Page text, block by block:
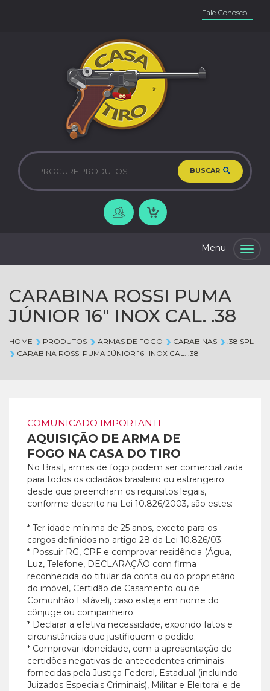
Fale Conosco
BUSCAR
CARABINA ROSSI PUMA
JÚNIOR 16" INOX CAL. .38
HOME PRODUTOS ARMAS DE FOGO CARABINAS
.38 SPL
CARABINA ROSSI PUMA JÚNIOR 16" INOX CAL. .38
COMUNICADO IMPORTANTE
AQUISIÇÃO DE ARMA DE
FOGO NA CASA DO TIRO
No Brasil, armas de fogo podem ser comercializada
para todos os cidadãos brasileiro ou estrangeiro
desde que preencham os requisitos legais,
conforme descrito na Lei 10.826/2003, são estes:
* Ter idade mínima de 25 anos, exceto para os
cargos definidos no artigo 28 da Lei 10.826/03;
* Possuir RG, CPF e comprovar residência (Água,
Luz, Telefone, DECLARAÇÃO com firma
reconhecida do titular da conta ou do proprietário
do imóvel, Certidão de Casamento ou de
Comunhão Estável), caso esteja em nome do
cônjuge ou companheiro;
* Declarar a efetiva necessidade, expondo fatos e
circunstâncias que justifiquem o pedido;
* Comprovar idoneidade, com a apresentação de
certidões negativas de antecedentes criminais
fornecidas pela Justiça Federal, Estadual (incluindo
Juizados Especiais Criminais), Militar e Eleitoral e de